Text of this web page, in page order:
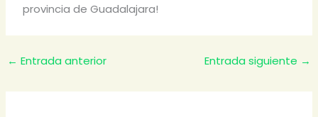
provincia de Guadalajara!
← Entrada anterior Entrada siguiente →